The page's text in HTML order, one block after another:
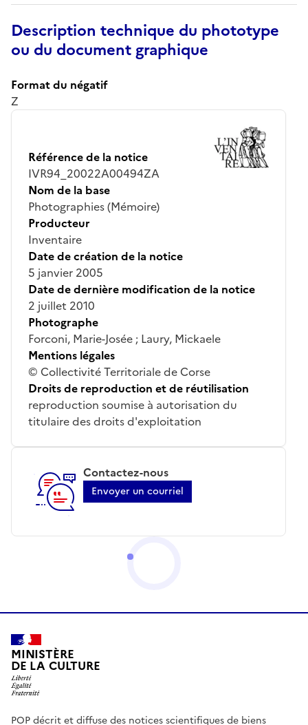
Description technique du phototype
ou du document graphique
Format du négatif
Z
Référence de la notice
IVR94_20022A00494ZA
Nom de la base
Photographies (Mémoire)
Producteur
Inventaire
Date de création de la notice
5 janvier 2005
Date de dernière modification de la notice
2 juillet 2010
Photographe
Forconi, Marie-Josée ; Laury, Mickaele
Mentions légales
© Collectivité Territoriale de Corse
Droits de reproduction et de réutilisation
reproduction soumise à autorisation du
titulaire des droits d'exploitation
Contactez-nous
Envoyer un courriel
MINISTÈRE
DE LA CULTURE
POP décrit et diffuse des notices scientifiques de biens